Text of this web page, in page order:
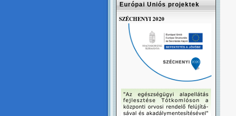
Európai Uniós projektek
SZÉCHENYI 2020